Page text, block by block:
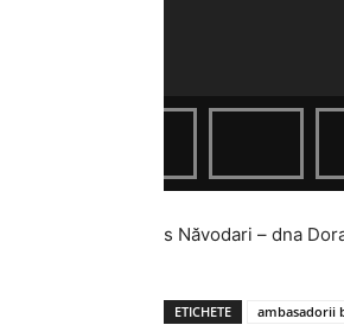
s Năvodari – dna
ETICHETE ambasadorii